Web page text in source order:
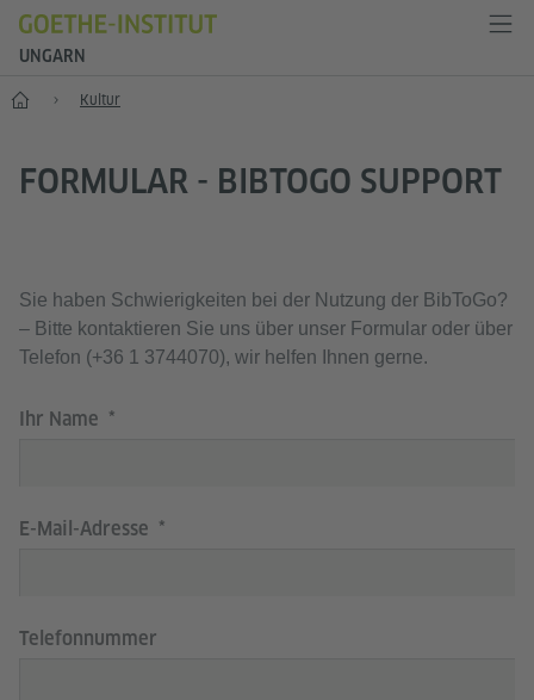
UNGARN
Start Kultur
FORMULAR - BIBTOGO SUPPORT
Sie haben Schwierigkeiten bei der Nutzung der BibToGo?
– Bitte kontaktieren Sie uns über unser Formular oder über
Telefon (+36 1 3744070), wir helfen Ihnen gerne.
Ihr Name
E-Mail-Adresse
Telefonnummer